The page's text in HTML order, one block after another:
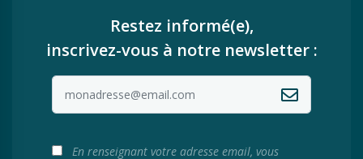
Restez informé(e),
inscrivez-vous à notre newsletter :
En renseignant votre adresse email, vous